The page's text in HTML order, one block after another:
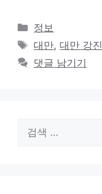
카
테
고
리
정보
태
그
대만, 대만 강진
댓글 남기기
색: